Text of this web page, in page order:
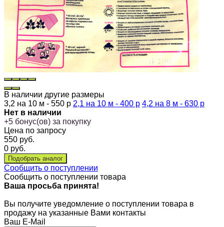
В наличии другие размеры
3,2 на 10 м - 550 р 2,1 на 10 м - 400 р 4,2 на 8 м - 630 р
Нет в наличии
+5 бонус(ов) за покупку
Цена по запросу
550 руб.
0 руб.
Сообщить о поступлении
Сообщить о поступлении товара
Ваша просьба принята!
Вы получите уведомление о поступлении товара в
продажу на указанные Вами контакты
Ваш E-Mail